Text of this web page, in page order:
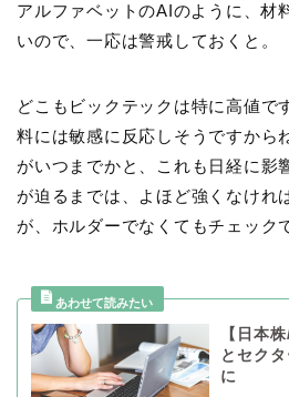
アルファベットのAIのように、材
いので、一応は警戒しておくと。
どこもビックテックは特に高値で
料には敏感に反応しそうですから
がいつまでかと、これも日経に影
が迫るまでは、よほど強くなけれ
が、ホルダーでなくてもチェック
【日本
とセク
に